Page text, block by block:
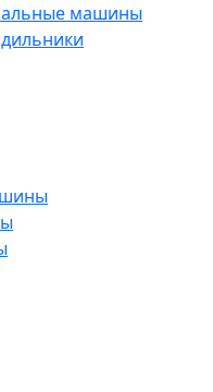
машины